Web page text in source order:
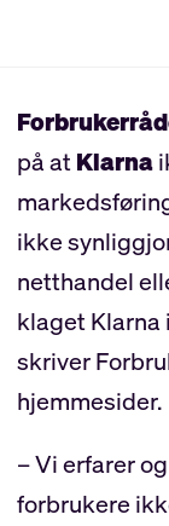
på atKlarna
ikke
netthandel
klaget Klarna
skriver
hjemmesider.
– Vi erfarer
forbrukere